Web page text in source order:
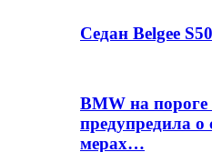
Седан Belgee
BMW на
предупредила
мерах…